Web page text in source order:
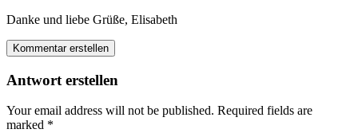
Danke und liebe Grüße, Elisabeth
Kommentar erstellen
Antwort erstellen
Your email address will not be published. Required fields are
marked *